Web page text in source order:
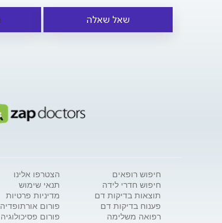
שאל שאלה
חיפוש רופאים
חיפוש חדרי לידה
תוצאות בדיקות דם
פענוח בדיקות דם
רפואה משלימה
הצטרפו אלינו
תנאי שימוש
מדיניות פרטיות
פורום אורתופדיה
פורום פסיכולוגיה